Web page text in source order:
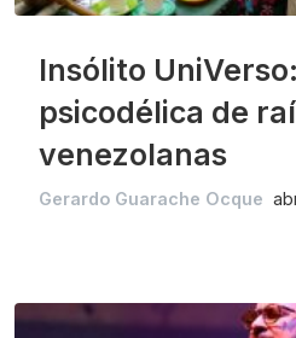
Insólito
psicodélica de
venezolanas
Gerardo Guarache Ocque